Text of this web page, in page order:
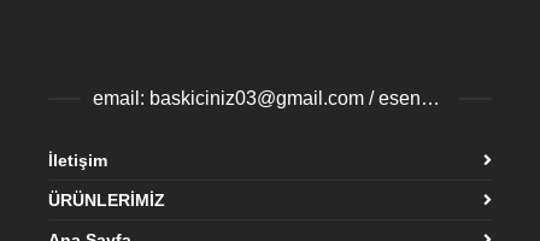
email: baskiciniz03@gmail.com / esenyurtbaski@gmail.com
İletişim
ÜRÜNLERİMİZ